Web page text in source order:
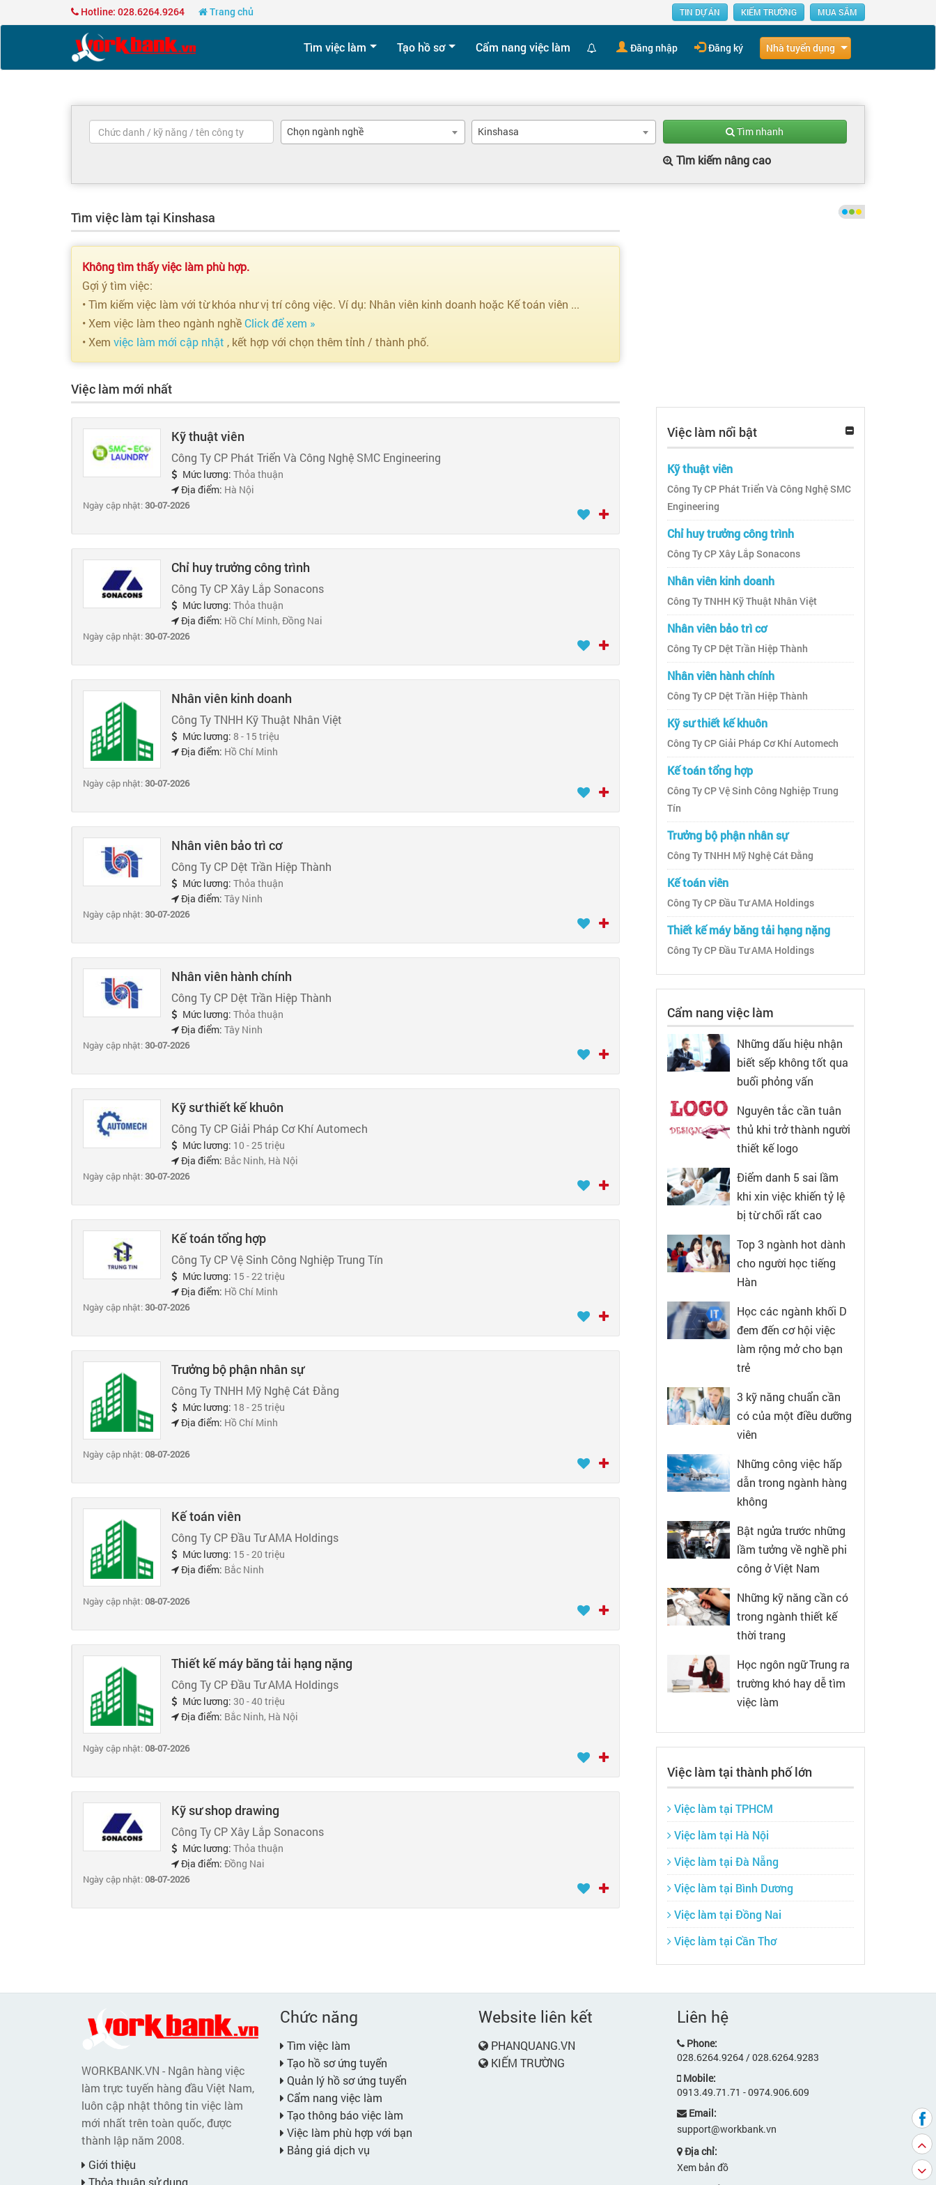
Hotline: 028.6264.9264 Trang chủ TIN DỰ ÁN KIẾM TRƯỜNG MUA SẮM
Tìm việc làm Tạo hồ sơ Cẩm nang việc làm Đăng nhập Đăng ký Nhà tuyển dụng
Chọn ngành nghề Kinshasa Tìm nhanh
Tìm kiếm nâng cao
Tìm việc làm tại Kinshasa
Không tìm thấy việc làm phù hợp.
Gợi ý tìm việc:
• Tìm kiếm việc làm với từ khóa như vị trí công việc. Ví dụ: Nhân viên kinh doanh hoặc Kế toán viên ...
• Xem việc làm theo ngành nghề Click để xem »
• Xem việc làm mới cập nhật , kết hợp với chọn thêm tỉnh / thành phố.
Việc làm mới nhất
Kỹ thuật viên
Công Ty CP Phát Triển Và Công Nghệ SMC Engineering
Mức lương: Thỏa thuận
Địa điểm: Hà Nội
Ngày cập nhật:30-07-2026
Chỉ huy trưởng công trình
Công Ty CP Xây Lắp Sonacons
Mức lương: Thỏa thuận
Địa điểm: Hồ Chí Minh, Đồng Nai
Ngày cập nhật:30-07-2026
Nhân viên kinh doanh
Công Ty TNHH Kỹ Thuật Nhân Việt
Mức lương: 8 - 15 triệu
Địa điểm: Hồ Chí Minh
Ngày cập nhật:30-07-2026
Nhân viên bảo trì cơ
Công Ty CP Dệt Trần Hiệp Thành
Mức lương: Thỏa thuận
Địa điểm: Tây Ninh
Ngày cập nhật:30-07-2026
Nhân viên hành chính
Công Ty CP Dệt Trần Hiệp Thành
Mức lương: Thỏa thuận
Địa điểm: Tây Ninh
Ngày cập nhật:30-07-2026
Kỹ sư thiết kế khuôn
Công Ty CP Giải Pháp Cơ Khí Automech
Mức lương: 10 - 25 triệu
Địa điểm: Bắc Ninh, Hà Nội
Ngày cập nhật:30-07-2026
Kế toán tổng hợp
Công Ty CP Vệ Sinh Công Nghiệp Trung Tín
Mức lương: 15 - 22 triệu
Địa điểm: Hồ Chí Minh
Ngày cập nhật:30-07-2026
Trưởng bộ phận nhân sự
Công Ty TNHH Mỹ Nghệ Cát Đằng
Mức lương: 18 - 25 triệu
Địa điểm: Hồ Chí Minh
Ngày cập nhật:08-07-2026
Kế toán viên
Công Ty CP Đầu Tư AMA Holdings
Mức lương: 15 - 20 triệu
Địa điểm: Bắc Ninh
Ngày cập nhật:08-07-2026
Thiết kế máy băng tải hạng nặng
Công Ty CP Đầu Tư AMA Holdings
Mức lương: 30 - 40 triệu
Địa điểm: Bắc Ninh, Hà Nội
Ngày cập nhật:08-07-2026
Kỹ sư shop drawing
Công Ty CP Xây Lắp Sonacons
Mức lương: Thỏa thuận
Địa điểm: Đồng Nai
Ngày cập nhật:08-07-2026
Việc làm nổi bật
Kỹ thuật viên
Công Ty CP Phát Triển Và Công Nghệ SMC
Engineering
Chỉ huy trưởng công trình
Công Ty CP Xây Lắp Sonacons
Nhân viên kinh doanh
Công Ty TNHH Kỹ Thuật Nhân Việt
Nhân viên bảo trì cơ
Công Ty CP Dệt Trần Hiệp Thành
Nhân viên hành chính
Công Ty CP Dệt Trần Hiệp Thành
Kỹ sư thiết kế khuôn
Công Ty CP Giải Pháp Cơ Khí Automech
Kế toán tổng hợp
Công Ty CP Vệ Sinh Công Nghiệp Trung
Tín
Trưởng bộ phận nhân sự
Công Ty TNHH Mỹ Nghệ Cát Đằng
Kế toán viên
Công Ty CP Đầu Tư AMA Holdings
Thiết kế máy băng tải hạng nặng
Công Ty CP Đầu Tư AMA Holdings
Cẩm nang việc làm
Những dấu hiệu nhận
biết sếp không tốt qua
buổi phỏng vấn
Nguyên tắc cần tuân
thủ khi trở thành người
thiết kế logo
Điểm danh 5 sai lầm
khi xin việc khiến tỷ lệ
bị từ chối rất cao
Top 3 ngành hot dành
cho người học tiếng
Hàn
Học các ngành khối D
đem đến cơ hội việc
làm rộng mở cho bạn
trẻ
3 kỹ năng chuẩn cần
có của một điều dưỡng
viên
Những công việc hấp
dẫn trong ngành hàng
không
Bật ngửa trước những
lầm tưởng về nghề phi
công ở Việt Nam
Những kỹ năng cần có
trong ngành thiết kế
thời trang
Học ngôn ngữ Trung ra
trường khó hay dễ tìm
việc làm
Việc làm tại thành phố lớn
Việc làm tại TPHCM
Việc làm tại Hà Nội
Việc làm tại Đà Nẵng
Việc làm tại Bình Dương
Việc làm tại Đồng Nai
Việc làm tại Cần Thơ
WORKBANK.VN - Ngân hàng việc
làm trực tuyến hàng đầu Việt Nam,
luôn cập nhật thông tin việc làm
mới nhất trên toàn quốc, được
thành lập năm 2008.
Giới thiệu
Thỏa thuận sử dụng
Chức năng
Tìm việc làm
Tạo hồ sơ ứng tuyển
Quản lý hồ sơ ứng tuyển
Cẩm nang việc làm
Tạo thông báo việc làm
Việc làm phù hợp với bạn
Bảng giá dịch vụ
Website liên kết
PHANQUANG.VN
KIẾM TRƯỜNG
Liên hệ
Phone:
028.6264.9264 / 028.6264.9283
Mobile:
0913.49.71.71 - 0974.906.609
Email:
support@workbank.vn
Địa chỉ:
Xem bản đồ